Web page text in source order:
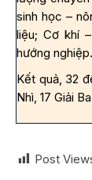
sinh học –
liệu; Cơ khí
hướng nghiệp.
Kết quả, 32
Nhì, 17 Giải
Post